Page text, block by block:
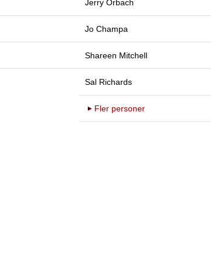
Jerry Orbach
Jo Champa
Shareen Mitchell
Sal Richards
Fler personer